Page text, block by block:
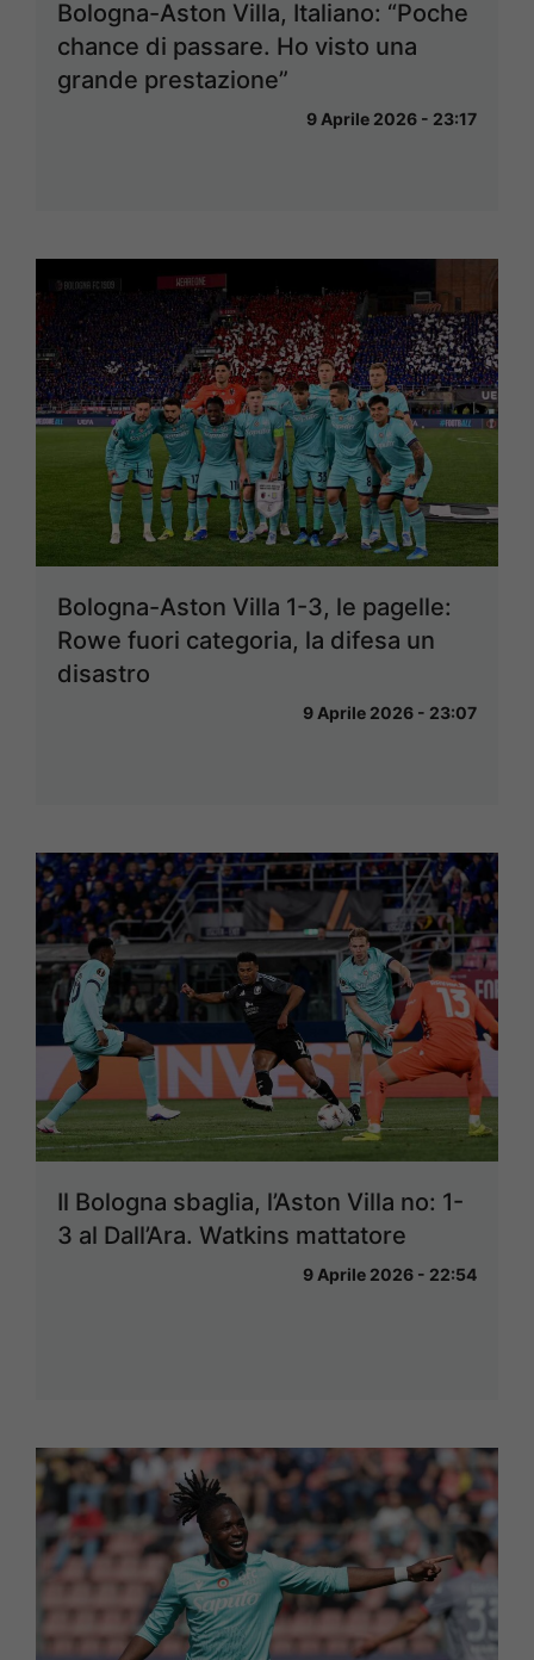
Bologna-Aston Villa, Italiano: “Poche
chance di passare. Ho visto una
grande prestazione”
9 Aprile 2026 - 23:17
Bologna-Aston Villa 1-3, le pagelle:
Rowe fuori categoria, la difesa un
disastro
9 Aprile 2026 - 23:07
Il Bologna sbaglia, l’Aston Villa no: 1-
3 al Dall’Ara. Watkins mattatore
9 Aprile 2026 - 22:54